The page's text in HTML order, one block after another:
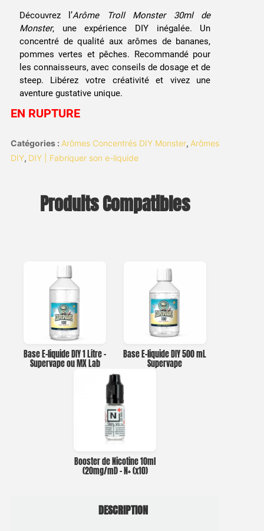
Découvrez l’Arôme Troll Monster 30ml de
Monster, une expérience DIY inégalée. Un
concentré de qualité aux arômes de bananes,
pommes vertes et pêches. Recommandé pour
les connaisseurs, avec conseils de dosage et de
steep. Libérez votre créativité et vivez une
aventure gustative unique.
EN RUPTURE
Catégories : Arômes Concentrés DIY Monster, Arômes
DIY, DIY | Fabriquer son e-liquide
Produits Compatibles
Base E-liquide DIY 1 Litre –
Supervape ou MX Lab
Base E-liquide DIY 500 mL
Supervape
Booster de Nicotine 10ml
(20mg/ml) – N+ (x10)
DESCRIPTION